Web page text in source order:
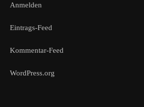
Anmelden
Eintrags-Feed
Kommentar-Feed
WordPress.org